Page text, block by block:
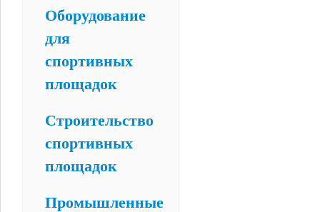
Оборудование
для
спортивных
площадок
Строительство
спортивных
площадок
Промышленные